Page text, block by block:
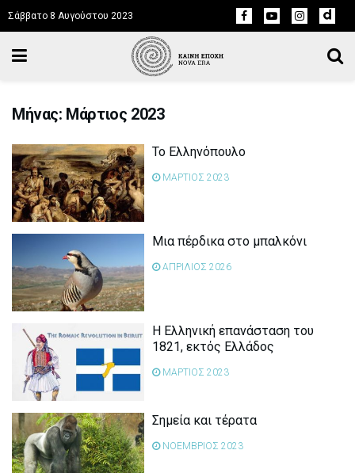
Σάββατο 8 Αυγούστου 2023
Μήνας: Μάρτιος 2023
Το Ελληνόπουλο
ΜΑΡΤΙΟΣ 2023
Μια πέρδικα στο μπαλκόνι
ΑΠΡΙΛΙΟΣ 2026
Η Ελληνική επανάσταση του
1821, εκτός Ελλάδος
ΜΑΡΤΙΟΣ 2023
Σημεία και τέρατα
ΝΟΕΜΒΡΙΟΣ 2023